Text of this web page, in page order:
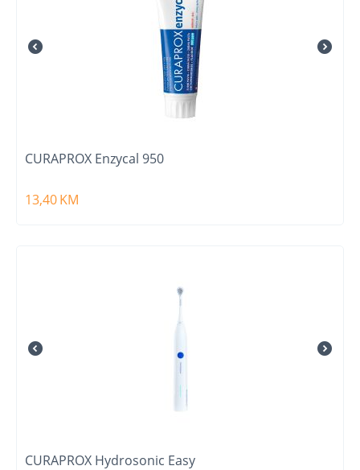
CURAPROX Enzycal 950
13,40KM
CURAPROX Hydrosonic Easy